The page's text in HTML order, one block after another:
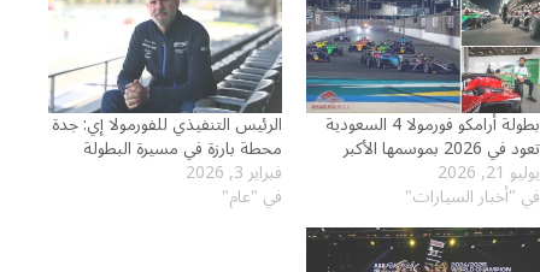
بطولة أرامكو فورمولا 4 السعودية
تعود في 2026 بموسمها الأكبر
يوليو 21, 2026
في "أخبار السيارات"
الرئيس التنفيذي للفورمولا إي: جدة
محطة بارزة في مسيرة البطولة
فبراير 3, 2026
في "عام"